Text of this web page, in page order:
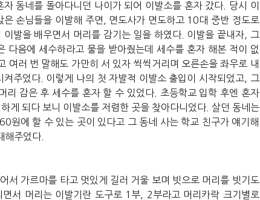
자 동네를 돌아다니던 나이가 되어 이발소를 혼자 갔다 당시
이
은 손님들을 이발해 주면 면도사가 면도하고 10대 중반 정도로
이발을 배우면서 머리를 감기는 일을 하였다. 이발을 끝내자
그
다음에 세수하라고 물을 받아줬는데 세수를 혼자 해본 적이
없
여러 번 말해도 가만히 서 있자 씩씩거리며 오른손을 좌우로 내
켜주었다. 이렇게 나의 첫 자발적 이발소 출입이 시작되었고
그
리 감은 후 세수를 혼자 할 수 있었다. 초등학교 입학 후엔 혼자
게 되다 보니 이발소를 저렴한 곳을 찾아다니었다. 살던 동네는
60원에 할 수 있는 곳이 있다고 그 동네 사는 학교 친구가 얘기해
해주었다.
서 가르마를 타고 멋있게 길러 거울 보며 빗으로 머리를 빗기도
면서 머리는 이발기란 도구로 1 부 , 2부라고 머리카락 크기별로